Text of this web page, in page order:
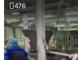
476